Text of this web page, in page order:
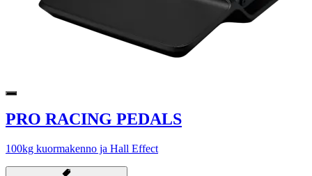
PRO RACING PEDALS
100kg kuormakenno ja Hall Effect